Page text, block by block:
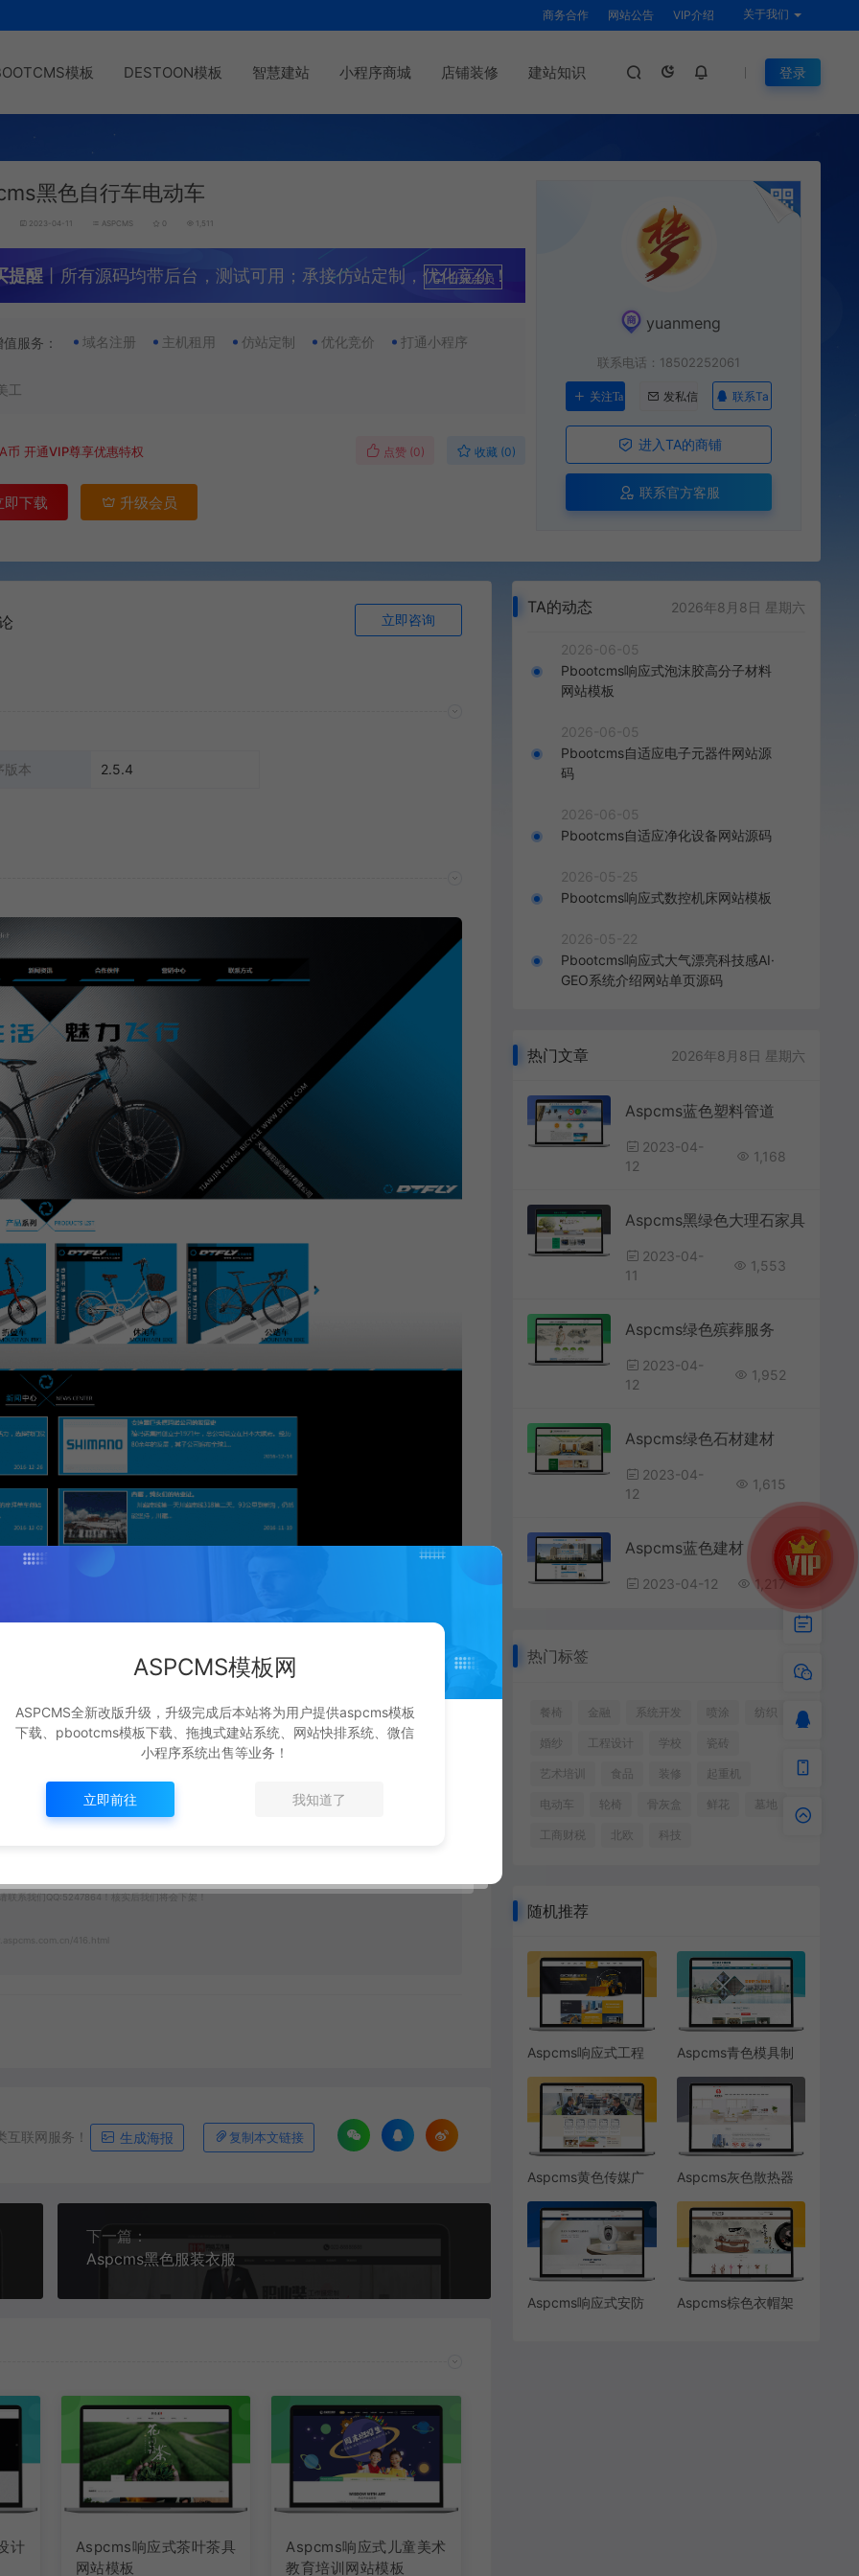
商务合作 网站公告 VIP介绍 关于我们
模板 DESTOON模板 智慧建站 小程序商城 店铺装修 建站知识 登录
黑色自行车电动车
2023-04-11 ASPCMS 0 1,511
提醒 丨所有源码均带后台，测试可用；承接仿站定制，优化竞价！
升级会员
值服务： 域名注册 主机租用 仿站定制 优化竞价 打通小程序
工
A币开通VIP尊享优惠特权 点赞 (0) 收藏 (0)
即下载 升级会员
yuanmeng
联系电话：18502252061
关注Ta 发私信 联系Ta
进入TA的商铺
联系官方客服
立即咨询
版本 2.5.4
打赏 点赞 (
联系我们QQ:5247864！核实后我们将会下架！
416.html
联网服务！ 生成海报 复制本文链接
下一篇：
Aspcms黑色服装衣服
计
Aspcms响应式茶叶茶具
网站模板
Aspcms响应式儿童美术
教育培训网站模板
TA的动态 2026年8月8日 星期六
2026-06-05
Pbootcms响应式泡沫胶高分子材料
网站模板
2026-06-05
Pbootcms自适应电子元器件网站源
码
2026-06-05
Pbootcms自适应净化设备网站源码
2026-05-25
Pbootcms响应式数控机床网站模板
2026-05-22
Pbootcms响应式大气漂亮科技感AI·
GEO系统介绍网站单页源码
热门文章 2026年8月8日 星期六
Aspcms蓝色塑料管道
2023-04-
12
1,168
Aspcms黑绿色大理石家具
2023-04-
11
1,553
Aspcms绿色殡葬服务
2023-04-
12
1,952
Aspcms绿色石材建材
2023-04-
12
1,615
Aspcms蓝色建材
2023-04-12 1,217
热门标签
餐椅 金融 系统开发 喷涂 纺织
婚纱 工程设计 学校 瓷砖
艺术培训 食品 装修 起重机
电动车 轮椅 骨灰盒 鲜花 墓地
工商财税 北欧 科技
随机推荐
Aspcms响应式工程
Aspcms青色模具制
Aspcms黄色传媒广
Aspcms灰色散热器
Aspcms响应式安防
Aspcms棕色衣帽架
ASPCMS模板网
ASPCMS全新改版升级，升级完成后本站将为用户提供aspcms模板
下载、pbootcms模板下载、拖拽式建站系统、网站快排系统、微信
小程序系统出售等业务！
立即前往 我知道了